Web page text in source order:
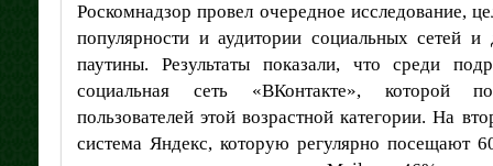
Роскомнадзор провел очередное исследование,
популярности и аудитории социальных сетей и
паутины. Результаты показали, что среди
социальная сеть «ВКонтакте», которой
пользователей этой возрастной категории. На
система Яндекс, которую регулярно посещают